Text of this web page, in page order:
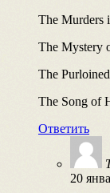
The Murders
The Mystery
The
The Song of
Ответить
20